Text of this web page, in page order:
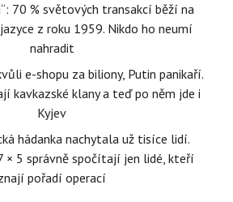
70 % světových transakcí běží na
z roku 1959. Nikdo ho neumí
nahradit
e-shopu za biliony, Putin panikaří.
kavkazské klany a teď po něm jde i
Kyjev
hádanka nachytala už tisíce lidí.
× 5 správně spočítají jen lidé, kteří
pořadí operací